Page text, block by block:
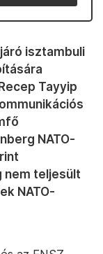
isztambuli
Tayyip
NATO-
nem teljesült
NATO-